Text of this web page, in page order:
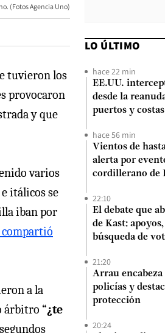
(Fotos Agencia Uno)
tuvieron los
provocaron
y que
varios
itálicos se
iban por
compartió
a la
árbitro “¿te
LO ÚLTIMO
hace 22 min
EE.UU.
desde la
puertos y
hace 56 min
Vientos de
alerta por
cordillerano de
22:10
El debate que
de Kast:
búsqueda de
21:20
Arrau
policías y
protección
20:24